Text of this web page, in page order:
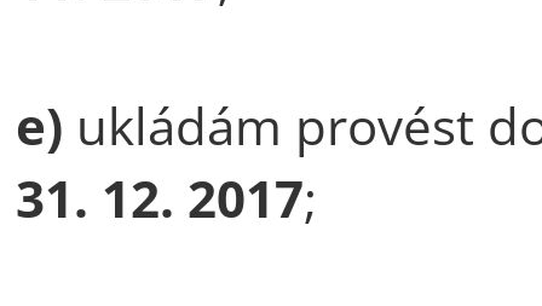
e) ukládám provést
31. 12. 2017;